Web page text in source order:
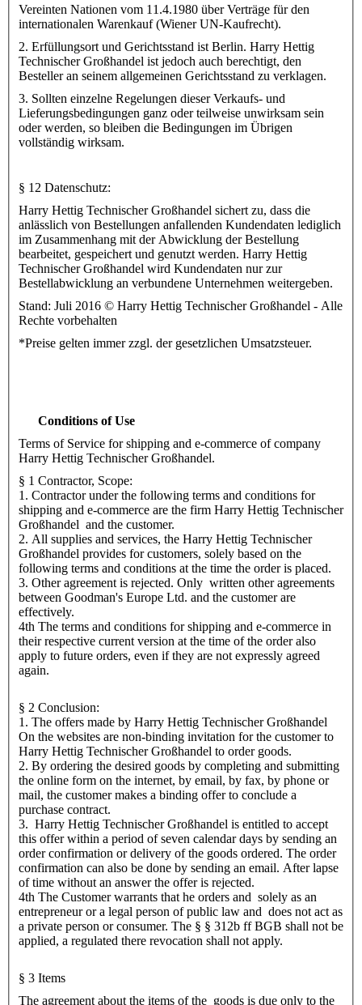
Vereinten Nationen vom 11.4.1980 über Verträge für den
internationalen Warenkauf (Wiener UN-Kaufrecht).
2. Erfüllungsort und Gerichtsstand ist Berlin. Harry Hettig
Technischer Großhandel ist jedoch auch berechtigt, den
Besteller an seinem allgemeinen Gerichtsstand zu verklagen.
3. Sollten einzelne Regelungen dieser Verkaufs- und
Lieferungsbedingungen ganz oder teilweise unwirksam sein
oder werden, so bleiben die Bedingungen im Übrigen
vollständig wirksam.
§ 12 Datenschutz:
Harry Hettig Technischer Großhandel sichert zu, dass die
anlässlich von Bestellungen anfallenden Kundendaten lediglich
im Zusammenhang mit der Abwicklung der Bestellung
bearbeitet, gespeichert und genutzt werden. Harry Hettig
Technischer Großhandel wird Kundendaten nur zur
Bestellabwicklung an verbundene Unternehmen weitergeben.
Stand: Juli 2016 © Harry Hettig Technischer Großhandel - Alle
Rechte vorbehalten
*Preise gelten immer zzgl. der gesetzlichen Umsatzsteuer.
Conditions of Use
Terms of Service for shipping and e-commerce of company
Harry Hettig Technischer Großhandel.
§ 1 Contractor, Scope:
1. Contractor under the following terms and conditions for
shipping and e-commerce are the firm Harry Hettig Technischer
Großhandel and the customer.
2. All supplies and services, the Harry Hettig Technischer
Großhandel provides for customers, solely based on the
following terms and conditions at the time the order is placed.
3. Other agreement is rejected. Only written other agreements
between Goodman's Europe Ltd. and the customer are
effectively.
4th The terms and conditions for shipping and e-commerce in
their respective current version at the time of the order also
apply to future orders, even if they are not expressly agreed
again.
§ 2 Conclusion:
1. The offers made by Harry Hettig Technischer Großhandel
On the websites are non-binding invitation for the customer to
Harry Hettig Technischer Großhandel to order goods.
2. By ordering the desired goods by completing and submitting
the online form on the internet, by email, by fax, by phone or
mail, the customer makes a binding offer to conclude a
purchase contract.
3. Harry Hettig Technischer Großhandel is entitled to accept
this offer within a period of seven calendar days by sending an
order confirmation or delivery of the goods ordered. The order
confirmation can also be done by sending an email. After lapse
of time without an answer the offer is rejected.
4th The Customer warrants that he orders and solely as an
entrepreneur or a legal person of public law and does not act as
a private person or consumer. The § § 312b ff BGB shall not be
applied, a regulated there revocation shall not apply.
§ 3 Items
The agreement about the items of the goods is due only to the